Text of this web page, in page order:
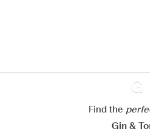
Find the
Gin &
Paramétrer mes cookies
Refuser tout